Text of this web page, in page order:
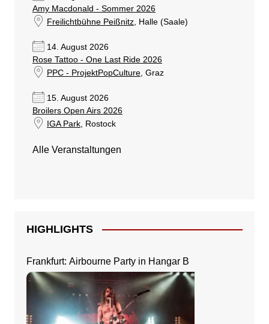
Amy Macdonald - Sommer 2026
Freilichtbühne Peißnitz, Halle (Saale)
14. August 2026
Rose Tattoo - One Last Ride 2026
PPC - ProjektPopCulture, Graz
15. August 2026
Broilers Open Airs 2026
IGA Park, Rostock
Alle Veranstaltungen
HIGHLIGHTS
Frankfurt: Airbourne Party in Hangar B